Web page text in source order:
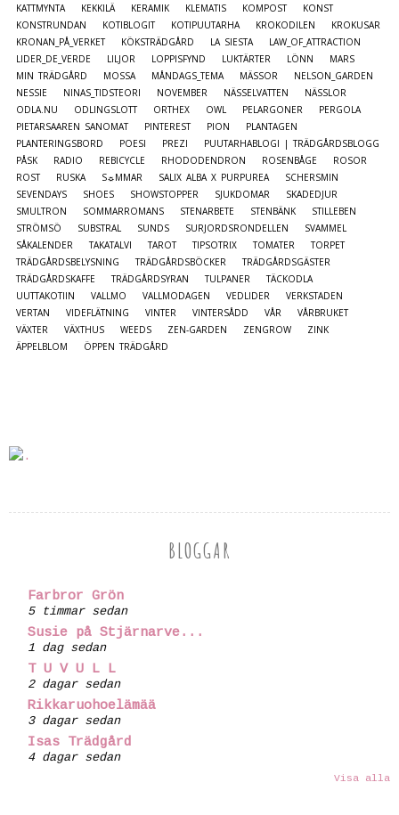
KATTMYNTA
KEKKILÄ KERAMIK KLEMATIS KOMPOST
KONST
KONSTRUNDAN
KOTIBLOGIT KOTIPUUTARHA KROKODILEN
KROKUSAR
KRONAN_PÅ_VERKET
KÖKSTRÄDGÅRD LA SIESTA
LAW_OF_ATTRACTION
LIDER_DE_VERDE
LILJOR LOPPISFYND LUKTÄRTER LÖNN
MARS
MIN TRÄDGÅRD
MOSSA MÅNDAGS_TEMA MÄSSOR
NELSON_GARDEN
NESSIE
NINAS_TIDSTEORI NOVEMBER NÄSSELVATTEN
NÄSSLOR
ODLA.NU
ODLINGSLOTT ORTHEX OWL PELARGONER
PERGOLA
PIETARSAAREN SANOMAT
PINTEREST PION
PLANTAGEN
PLANTERINGSBORD
POESI PREZI
PUUTARHABLOGI | TRÄDGÅRDSBLOGG
PÅSK
RADIO REBICYCLE RHODODENDRON ROSENBÅGE
ROSOR
ROST
RUSKA S☼MMAR SALIX ALBA X PURPUREA
SCHERSMIN
SEVENDAYS
SHOES SHOWSTOPPER SJUKDOMAR
SKADEDJUR
SMULTRON
SOMMARROMANS STENARBETE STENBÄNK
STILLEBEN
STRÖMSÖ
SUBSTRAL SUNDS SURJORDSRONDELLEN
SVAMMEL
SÅKALENDER
TAKATALVI TAROT TIPSOTRIX TOMATER
TORPET
TRÄDGÅRDSBELYSNING
TRÄDGÅRDSBÖCKER
TRÄDGÅRDSGÄSTER
TRÄDGÅRDSKAFFE
TRÄDGÅRDSYRAN TULPANER
TÄCKODLA
UUTTAKOTIIN
VALLMO VALLMODAGEN VEDLIDER
VERKSTADEN
VERTAN
VIDEFLÄTNING VINTER VINTERSÅDD VÅR
VÅRBRUKET
VÄXTER
VÄXTHUS WEEDS ZEN-GARDEN ZENGROW
ZINK
ÄPPELBLOM
ÖPPEN TRÄDGÅRD
BLOGGAR
Farbror Grön
5 timmar sedan
Susie på Stjärnarve...
1 dag sedan
T U V U L L
2 dagar sedan
Rikkaruohoelämää
3 dagar sedan
Isas Trädgård
4 dagar sedan
Visa alla